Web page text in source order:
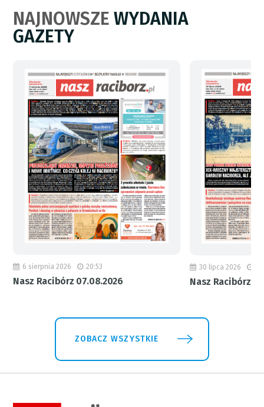
NAJNOWSZEWYDANIA
GAZETY
6 sierpnia 2026 20:53
Nasz Racibórz 07.08.2026
30 lipca 2026
Nasz Racibórz
ZOBACZ WSZYSTKIE